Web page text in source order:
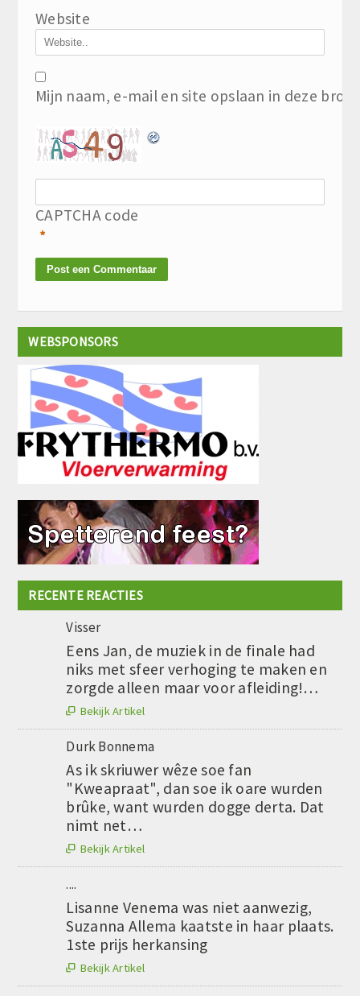
Website
Mijn naam, e-mail en site opslaan in deze
CAPTCHA code
*
WEBSPONSORS
RECENTE REACTIES
Visser
Eens Jan, de muziek in de finale had
niks met sfeer verhoging te maken en
zorgde alleen maar voor afleiding!…
 Bekijk Artikel
Durk Bonnema
As ik skriuwer wêze soe fan
"Kweapraat", dan soe ik oare wurden
brûke, want wurden dogge derta. Dat
nimt net…
 Bekijk Artikel
....
Lisanne Venema was niet aanwezig,
Suzanna Allema kaatste in haar plaats.
1ste prijs herkansing
 Bekijk Artikel